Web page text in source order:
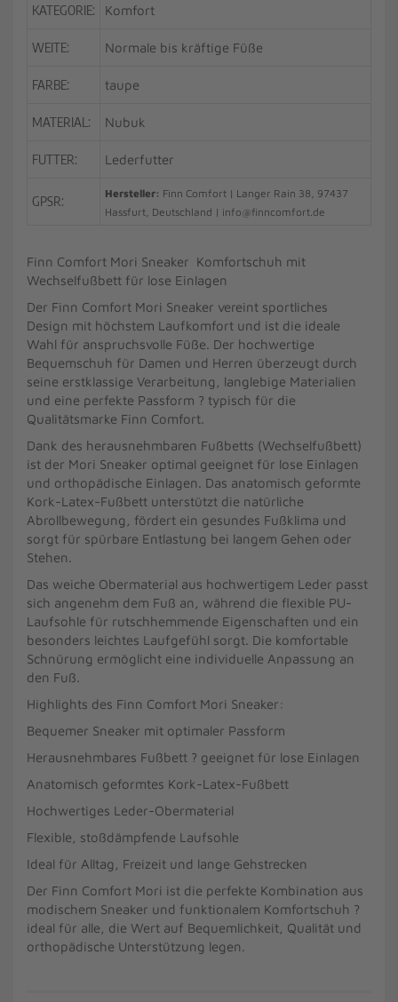
KATEGORIE: Komfort
WEITE: Normale bis kräftige Füße
FARBE: taupe
MATERIAL: Nubuk
FUTTER: Lederfutter
GPSR: Hersteller: Finn Comfort | Langer Rain 38, 97437
Hassfurt, Deutschland | info@finncomfort.de
Finn Comfort Mori Sneaker Komfortschuh mit
Wechselfußbett für lose Einlagen
Der Finn Comfort Mori Sneaker vereint sportliches
Design mit höchstem Laufkomfort und ist die ideale
Wahl für anspruchsvolle Füße. Der hochwertige
Bequemschuh für Damen und Herren überzeugt durch
seine erstklassige Verarbeitung, langlebige Materialien
und eine perfekte Passform ? typisch für die
Qualitätsmarke Finn Comfort.
Dank des herausnehmbaren Fußbetts (Wechselfußbett)
ist der Mori Sneaker optimal geeignet für lose Einlagen
und orthopädische Einlagen. Das anatomisch geformte
Kork-Latex-Fußbett unterstützt die natürliche
Abrollbewegung, fördert ein gesundes Fußklima und
sorgt für spürbare Entlastung bei langem Gehen oder
Stehen.
Das weiche Obermaterial aus hochwertigem Leder passt
sich angenehm dem Fuß an, während die flexible PU-
Laufsohle für rutschhemmende Eigenschaften und ein
besonders leichtes Laufgefühl sorgt. Die komfortable
Schnürung ermöglicht eine individuelle Anpassung an
den Fuß.
Highlights des Finn Comfort Mori Sneaker:
Bequemer Sneaker mit optimaler Passform
Herausnehmbares Fußbett ? geeignet für lose Einlagen
Anatomisch geformtes Kork-Latex-Fußbett
Hochwertiges Leder-Obermaterial
Flexible, stoßdämpfende Laufsohle
Ideal für Alltag, Freizeit und lange Gehstrecken
Der Finn Comfort Mori ist die perfekte Kombination aus
modischem Sneaker und funktionalem Komfortschuh ?
ideal für alle, die Wert auf Bequemlichkeit, Qualität und
orthopädische Unterstützung legen.